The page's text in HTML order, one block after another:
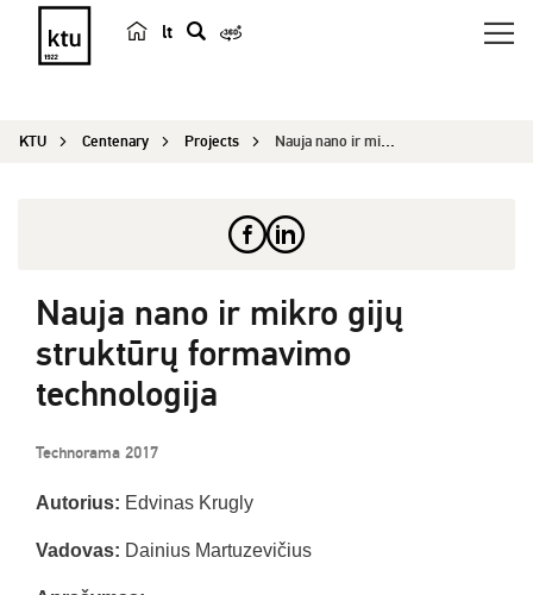
lt
KTU Centenary Projects Nauja nano ir mikro gijų struktūrų formavimo tec...
Nauja nano ir mikro gijų
struktūrų formavimo
technologija
Technorama 2017
Autorius: Edvinas Krugly
Vadovas: Dainius Martuzevičius